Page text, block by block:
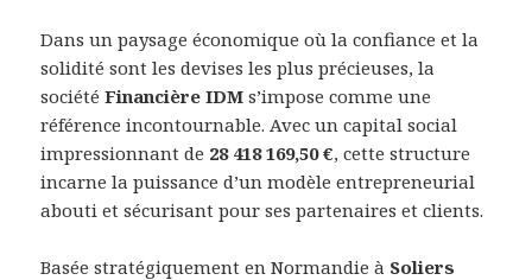
Dans un paysage économique où la confiance et la
solidité sont les devises les plus précieuses, la
sociétéFinancière IDM s’impose comme une
référence incontournable. Avec un capital social
impressionnant de 28 418 169,50 €, cette structure
incarne la puissance d’un modèle entrepreneurial
abouti et sécurisant pour ses partenaires et clients.
Basée stratégiquement en Normandie à Soliers